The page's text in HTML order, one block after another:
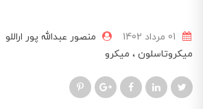
منصور عبدالله پور اراللو
میکروتاسلون
میکرو